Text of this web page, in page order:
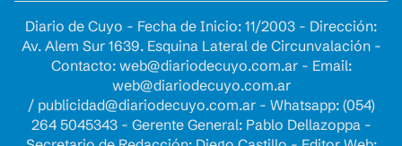
Diario de Cuyo - Fecha de Inicio: 11/2003 - Dirección:
Av. Alem Sur 1639. Esquina Lateral de Circunvalación -
Contacto: web@diariodecuyo.com.ar- Email:
web@diariodecuyo.com.ar
/ publicidad@diariodecuyo.com.ar- Whatsapp: (054)
264 5045343 - Gerente General: Pablo Dellazoppa -